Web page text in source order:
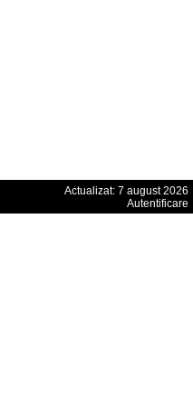
Actualizat: 7 august 2026
Autentificare